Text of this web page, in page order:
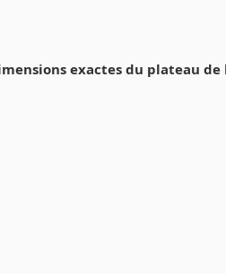
exactes du plateau de